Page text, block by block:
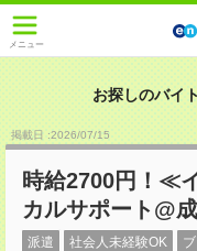
メニュー
お探しのバイ
掲載日 :2026/07/15
時給2700円！≪
カルサポート@
派遣 社会人未経験OK